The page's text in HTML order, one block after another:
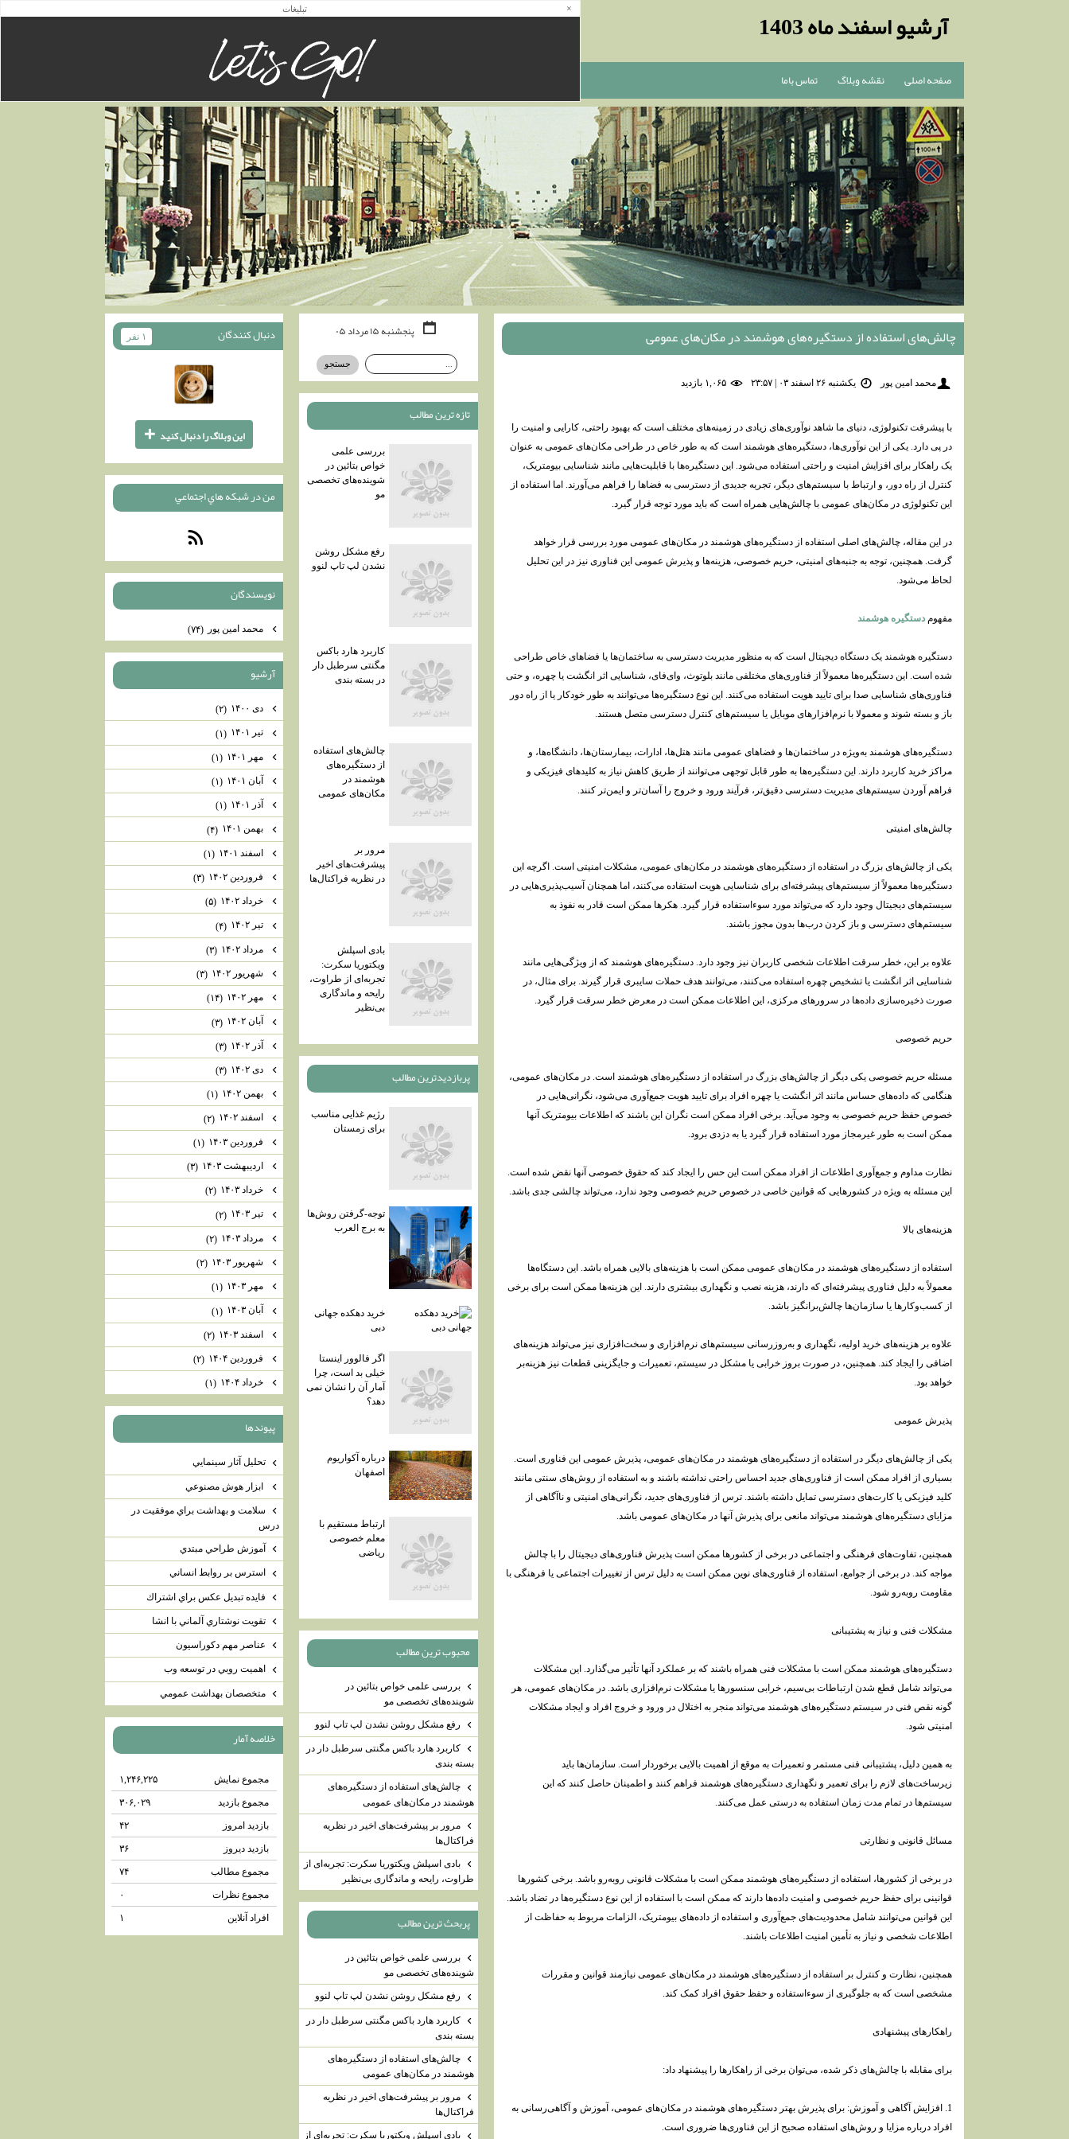
آرشیو اسفند ماه 1403
صفحه اصلی نقشه وبلاگ تماس باما
چالش‌های استفاده از دستگیره‌های هوشمند در مکان‌های عمومی
محمد امین پور یکشنبه ۲۶ اسفند ۰۳ | ۲۳:۵۷
با پیشرفت تکنولوژی، دنیای ما شاهد نوآوری‌های زیادی در زمینه‌های مختلف است که بهبود راحتی، کارایی و امنیت را
در پی دارد. یکی از این نوآوری‌ها، دستگیره‌های هوشمند است که به طور خاص در طراحی مکان‌های عمومی به عنوان
یک راهکار برای افزایش امنیت و راحتی استفاده می‌شود. این دستگیره‌ها با قابلیت‌هایی مانند شناسایی بیومتریک،
کنترل از راه دور، و ارتباط با سیستم‌های دیگر، تجربه جدیدی از دسترسی به فضاها را فراهم می‌آورند. اما استفاده از
این تکنولوژی در مکان‌های عمومی با چالش‌هایی همراه است که باید مورد توجه قرار گیرد.
در این مقاله، چالش‌های اصلی استفاده از دستگیره‌های هوشمند در مکان‌های عمومی مورد بررسی قرار خواهد
گرفت. همچنین، توجه به جنبه‌های امنیتی، حریم خصوصی، هزینه‌ها و پذیرش عمومی این فناوری نیز در این تحلیل
لحاظ می‌شود.
مفهوم دستگیره هوشمند
دستگیره هوشمند یک دستگاه دیجیتال است که به منظور مدیریت دسترسی به ساختمان‌ها یا فضاهای خاص طراحی
شده است. این دستگیره‌ها معمولاً از فناوری‌های مختلفی مانند بلوتوث، وای‌فای، شناسایی اثر انگشت یا چهره، و حتی
فناوری‌های شناسایی صدا برای تایید هویت استفاده می‌کنند. این نوع دستگیره‌ها می‌توانند به طور خودکار یا از راه دور
باز و بسته شوند و معمولا با نرم‌افزارهای موبایل یا سیستم‌های کنترل دسترسی متصل هستند.
دستگیره‌های هوشمند به‌ویژه در ساختمان‌ها و فضاهای عمومی مانند هتل‌ها، ادارات، بیمارستان‌ها، دانشگاه‌ها، و
مراکز خرید کاربرد دارند. این دستگیره‌ها به طور قابل توجهی می‌توانند از طریق کاهش نیاز به کلیدهای فیزیکی و
فراهم آوردن سیستم‌های مدیریت دسترسی دقیق‌تر، فرآیند ورود و خروج را آسان‌تر و ایمن‌تر کنند.
چالش‌های امنیتی
یکی از چالش‌های بزرگ در استفاده از دستگیره‌های هوشمند در مکان‌های عمومی، مشکلات امنیتی است. اگرچه این
دستگیره‌ها معمولاً از سیستم‌های پیشرفته‌ای برای شناسایی هویت استفاده می‌کنند، اما همچنان آسیب‌پذیری‌هایی در
سیستم‌های دیجیتال وجود دارد که می‌تواند مورد سوءاستفاده قرار گیرد. هکرها ممکن است قادر به نفوذ به
سیستم‌های دسترسی و باز کردن درب‌ها بدون مجوز باشند.
علاوه بر این، خطر سرقت اطلاعات شخصی کاربران نیز وجود دارد. دستگیره‌های هوشمند که از ویژگی‌هایی مانند
شناسایی اثر انگشت یا تشخیص چهره استفاده می‌کنند، می‌توانند هدف حملات سایبری قرار گیرند. برای مثال، در
صورت ذخیره‌سازی داده‌ها در سرورهای مرکزی، این اطلاعات ممکن است در معرض خطر سرقت قرار گیرد.
حریم خصوصی
مسئله حریم خصوصی یکی دیگر از چالش‌های بزرگ در استفاده از دستگیره‌های هوشمند است. در مکان‌های عمومی،
هنگامی که داده‌های حساس مانند اثر انگشت یا چهره افراد برای تایید هویت جمع‌آوری می‌شود، نگرانی‌هایی در
خصوص حفظ حریم خصوصی به وجود می‌آید. برخی افراد ممکن است نگران این باشند که اطلاعات بیومتریک آنها
ممکن است به طور غیرمجاز مورد استفاده قرار گیرد یا به دزدی برود.
نظارت مداوم و جمع‌آوری اطلاعات از افراد ممکن است این حس را ایجاد کند که حقوق خصوصی آنها نقض شده است.
این مسئله به ویژه در کشورهایی که قوانین خاصی در خصوص حریم خصوصی وجود ندارد، می‌تواند چالشی جدی باشد.
هزینه‌های بالا
استفاده از دستگیره‌های هوشمند در مکان‌های عمومی ممکن است با هزینه‌های بالایی همراه باشد. این دستگاه‌ها
معمولاً به دلیل فناوری پیشرفته‌ای که دارند، هزینه نصب و نگهداری بیشتری دارند. این هزینه‌ها ممکن است برای برخی
از کسب‌وکارها یا سازمان‌ها چالش‌برانگیز باشد.
علاوه بر هزینه‌های خرید اولیه، نگهداری و به‌روزرسانی سیستم‌های نرم‌افزاری و سخت‌افزاری نیز می‌تواند هزینه‌های
اضافی را ایجاد کند. همچنین، در صورت بروز خرابی یا مشکل در سیستم، تعمیرات و جایگزینی قطعات نیز هزینه‌بر
خواهد بود.
پذیرش عمومی
یکی از چالش‌های دیگر در استفاده از دستگیره‌های هوشمند در مکان‌های عمومی، پذیرش عمومی این فناوری است.
بسیاری از افراد ممکن است از فناوری‌های جدید احساس راحتی نداشته باشند و به استفاده از روش‌های سنتی مانند
کلید فیزیکی یا کارت‌های دسترسی تمایل داشته باشند. ترس از فناوری‌های جدید، نگرانی‌های امنیتی و ناآگاهی از
مزایای دستگیره‌های هوشمند می‌تواند مانعی برای پذیرش آنها در مکان‌های عمومی باشد.
همچنین، تفاوت‌های فرهنگی و اجتماعی در برخی از کشورها ممکن است پذیرش فناوری‌های دیجیتال را با چالش
مواجه کند. در برخی از جوامع، استفاده از فناوری‌های نوین ممکن است به دلیل ترس از تغییرات اجتماعی یا فرهنگی با
مقاومت روبه‌رو شود.
مشکلات فنی و نیاز به پشتیبانی
دستگیره‌های هوشمند ممکن است با مشکلات فنی همراه باشند که بر عملکرد آنها تأثیر می‌گذارد. این مشکلات
می‌تواند شامل قطع شدن ارتباطات بی‌سیم، خرابی سنسورها یا مشکلات نرم‌افزاری باشد. در مکان‌های عمومی، هر
گونه نقص فنی در سیستم دستگیره‌های هوشمند می‌تواند منجر به اختلال در ورود و خروج افراد و ایجاد مشکلات
امنیتی شود.
به همین دلیل، پشتیبانی فنی مستمر و تعمیرات به موقع از اهمیت بالایی برخوردار است. سازمان‌ها باید
زیرساخت‌های لازم را برای تعمیر و نگهداری دستگیره‌های هوشمند فراهم کنند و اطمینان حاصل کنند که این
سیستم‌ها در تمام مدت زمان استفاده به درستی عمل می‌کنند.
مسائل قانونی و نظارتی
در برخی از کشورها، استفاده از دستگیره‌های هوشمند ممکن است با مشکلات قانونی روبه‌رو باشد. برخی کشورها
قوانینی برای حفظ حریم خصوصی و امنیت داده‌ها دارند که ممکن است با استفاده از این نوع دستگیره‌ها در تضاد باشد.
این قوانین می‌توانند شامل محدودیت‌های جمع‌آوری و استفاده از داده‌های بیومتریک، الزامات مربوط به حفاظت از
اطلاعات شخصی و نیاز به تأمین امنیت اطلاعات باشند.
همچنین، نظارت و کنترل بر استفاده از دستگیره‌های هوشمند در مکان‌های عمومی نیازمند قوانین و مقررات
مشخصی است که به جلوگیری از سوءاستفاده و حفظ حقوق افراد کمک کند.
راهکارهای پیشنهادی
برای مقابله با چالش‌های ذکر شده، می‌توان برخی از راهکارها را پیشنهاد داد:
1. افزایش آگاهی و آموزش: برای پذیرش بهتر دستگیره‌های هوشمند در مکان‌های عمومی، آموزش و آگاهی‌رسانی به
افراد درباره مزایا و روش‌های استفاده صحیح از این فناوری‌ها ضروری است.
پنجشنبه ۱۵ مرداد ۰۵
تازه ترين مطالب
بررسی علمی
خواص بتائین در
شوینده‌های تخصصی
مو
رفع مشکل روشن
نشدن لپ تاپ لنوو
کاربرد هارد باکس
مگنتی سرطبل دار
در بسته بندی
چالش‌های استفاده
از دستگیره‌های
هوشمند در
مکان‌های عمومی
مرور بر
پیشرفت‌های اخیر
در نظریه فراکتال‌ها
بادی اسپلش
ویکتوریا سکرت:
تجربه‌ای از طراوت،
رایحه و ماندگاری
بی‌نظیر
پربازديدترين مطالب
رژیم غذایی مناسب
برای زمستان
توجه-گرفتن روش‌ها
به برج العرب
خرید دهکده جهانی
دبی
اگر فالوور اینستا
خیلی بد است، چرا
آمار آن را نشان نمی
دهد؟
درباره آکواریوم
اصفهان
ارتباط مستقیم با
معلم خصوصی
ریاضی
محبوب ترين مطالب
بررسی علمی خواص بتائین در
شوینده‌های تخصصی مو
رفع مشکل روشن نشدن لپ تاپ لنوو
کاربرد هارد باکس مگنتی سرطبل دار در
بسته بندی
چالش‌های استفاده از دستگیره‌های
هوشمند در مکان‌های عمومی
مرور بر پیشرفت‌های اخیر در نظریه
فراکتال‌ها
بادی اسپلش ویکتوریا سکرت: تجربه‌ای از
طراوت، رایحه و ماندگاری بی‌نظیر
پربحث ترين مطالب
بررسی علمی خواص بتائین در
شوینده‌های تخصصی مو
رفع مشکل روشن نشدن لپ تاپ لنوو
کاربرد هارد باکس مگنتی سرطبل دار در
بسته بندی
چالش‌های استفاده از دستگیره‌های
هوشمند در مکان‌های عمومی
مرور بر پیشرفت‌های اخیر در نظریه
فراکتال‌ها
بادی اسپلش ویکتوریا سکرت: تجربه‌ای از
دنبال كنندگان ۱ نفر
اين وبلاگ را دنبال كنيد +
من در شبكه هاي اجتماعي
نويسندگان
محمد امين پور (۷۴)
آرشيو
دی ۱۴۰۰ (۲)
تیر ۱۴۰۱ (۱)
مهر ۱۴۰۱ (۱)
آبان ۱۴۰۱ (۱)
آذر ۱۴۰۱ (۱)
بهمن ۱۴۰۱ (۴)
اسفند ۱۴۰۱ (۱)
فروردین ۱۴۰۲ (۳)
خرداد ۱۴۰۲ (۵)
تیر ۱۴۰۲ (۴)
مرداد ۱۴۰۲ (۳)
شهریور ۱۴۰۲ (۳)
مهر ۱۴۰۲ (۱۴)
آبان ۱۴۰۲ (۳)
آذر ۱۴۰۲ (۳)
دی ۱۴۰۲ (۳)
بهمن ۱۴۰۲ (۱)
اسفند ۱۴۰۲ (۲)
فروردین ۱۴۰۳ (۱)
اردیبهشت ۱۴۰۳ (۳)
خرداد ۱۴۰۳ (۲)
تیر ۱۴۰۳ (۲)
مرداد ۱۴۰۳ (۲)
شهریور ۱۴۰۳ (۲)
مهر ۱۴۰۳ (۱)
آبان ۱۴۰۳ (۱)
اسفند ۱۴۰۳ (۲)
فروردین ۱۴۰۴ (۲)
خرداد ۱۴۰۴ (۱)
پيوندها
تحليل آثار سينمايي
ابزار هوش مصنوعي
سلامت و بهداشت براي موفقيت در
درس
آموزش طراحي مبتدي
استرس بر روابط انساني
فايده تبديل عكس براي اشتراك
تقويت نوشتاري آلماني با انشا
عناصر مهم دكوراسيون
اهميت روبي در توسعه وب
متخصصان بهداشت عمومي
خلاصه آمار
مجموع نمایش‌ ۱,۲۴۶,۲۲۵
مجموع بازدید ۳۰۶,۰۲۹
بازدید امروز ۴۲
بازدید دیروز ۳۶
مجموع مطالب ۷۴
مجموع نظرات ۰
افراد آنلاین ۱
تبلیغات ×